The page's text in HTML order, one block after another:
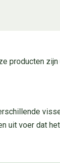
producten
uit voer dat